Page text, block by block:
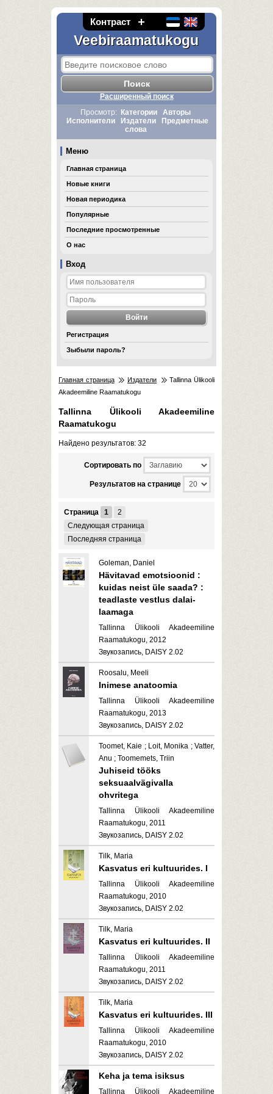
Контраст
Veebiraamatukogu
Вход
Регистрация
Зыбыли пароль?
Расширенный поиск
Просмотр:
Категории
Авторы
Исполнители
Издатели
Предметные
слова
Меню
Главная страница
Новые книги
Новая периодика
Популярные
Последние просмотренные
О нас
Главная страница Издатели
Tallinna Ülikooli
Akadeemiline Raamatukogu
Tallinna Ülikooli Akadeemiline
Raamatukogu
Найдено результатов: 32
Cортировать по
Результатов на странице
Страница 1
2
Следующая страница
Последняя страница
Goleman, Daniel
Hävitavad emotsioonid :
kuidas neist üle saada? :
teadlaste vestlus dalai-
laamaga
Tallinna Ülikooli Akadeemiline
Raamatukogu, 2012
Звукозапись, DAISY 2.02
Roosalu, Meeli
Inimese anatoomia
Tallinna Ülikooli Akadeemiline
Raamatukogu, 2013
Звукозапись, DAISY 2.02
Toomet, Kaie ; Loit, Monika ; Vatter,
Anu ; Toomemets, Triin
Juhiseid tööks
seksuaalvägivalla
ohvritega
Tallinna Ülikooli Akadeemiline
Raamatukogu, 2011
Звукозапись, DAISY 2.02
Tilk, Maria
Kasvatus eri kultuurides. I
Tallinna Ülikooli Akadeemiline
Raamatukogu, 2010
Звукозапись, DAISY 2.02
Tilk, Maria
Kasvatus eri kultuurides. II
Tallinna Ülikooli Akadeemiline
Raamatukogu, 2011
Звукозапись, DAISY 2.02
Tilk, Maria
Kasvatus eri kultuurides. III
Tallinna Ülikooli Akadeemiline
Raamatukogu, 2010
Звукозапись, DAISY 2.02
Keha ja tema isiksus
Tallinna Ülikooli Akadeemiline